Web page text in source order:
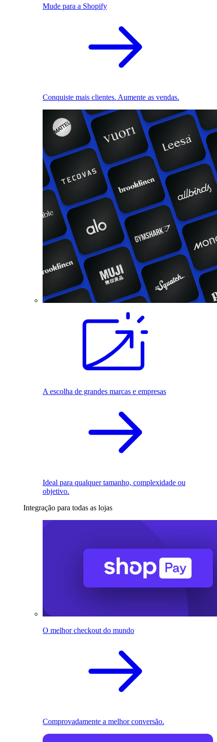
Mude para a Shopify
Conquiste mais clientes. Aumente as vendas.
A escolha de grandes marcas e empresas
Ideal para qualquer tamanho, complexidade ou
objetivo.
Integração para todas as lojas
O melhor checkout do mundo
Comprovadamente a melhor conversão.